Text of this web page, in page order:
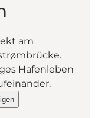
am
Hafenleben
on_map